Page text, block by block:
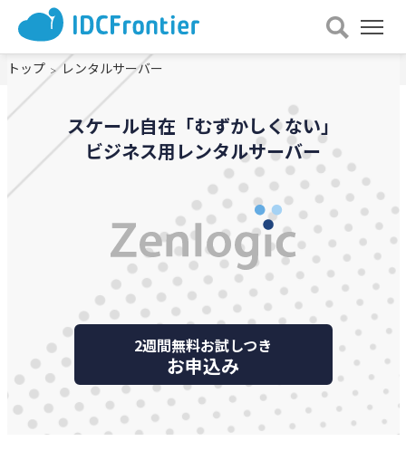
メ
トップ レンタルサーバー
スケール自在「むずかしくない」
ビジネス用レンタルサーバー
2週間無料お試しつき
お申込み